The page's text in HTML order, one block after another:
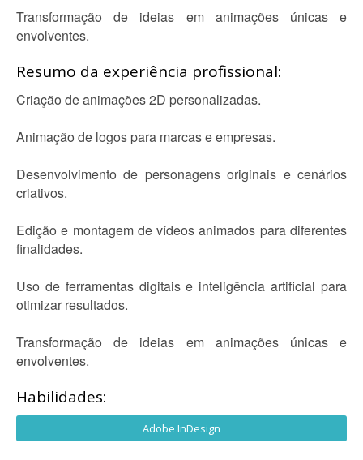
Transformação de ideias em animações únicas e
envolventes.
Resumo da experiência profissional:
Criação de animações 2D personalizadas.
Animação de logos para marcas e empresas.
Desenvolvimento de personagens originais e cenários
criativos.
Edição e montagem de vídeos animados para diferentes
finalidades.
Uso de ferramentas digitais e inteligência artificial para
otimizar resultados.
Transformação de ideias em animações únicas e
envolventes.
Habilidades:
Adobe InDesign